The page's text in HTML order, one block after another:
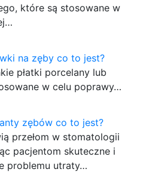
które są stosowane w
na zęby co to jest?
płatki porcelany lub
w celu poprawy…
zębów co to jest?
przełom w stomatologii
pacjentom skuteczne i
problemu utraty…